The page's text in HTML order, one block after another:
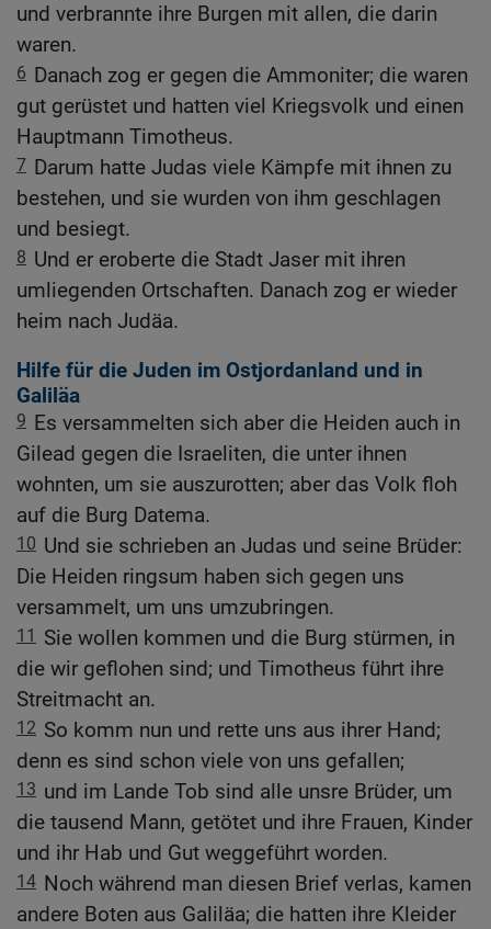
und verbrannte ihre Burgen mit allen, die darin
waren.
6 Danach zog er gegen die Ammoniter; die waren
gut gerüstet und hatten viel Kriegsvolk und einen
Hauptmann Timotheus.
7 Darum hatte Judas viele Kämpfe mit ihnen zu
bestehen, und sie wurden von ihm geschlagen
und besiegt.
8 Und er eroberte die Stadt Jaser mit ihren
umliegenden Ortschaften. Danach zog er wieder
heim nach Judäa.
Hilfe für die Juden im Ostjordanland und in
Galiläa
9 Es versammelten sich aber die Heiden auch in
Gilead gegen die Israeliten, die unter ihnen
wohnten, um sie auszurotten; aber das Volk floh
auf die Burg Datema.
10 Und sie schrieben an Judas und seine Brüder:
Die Heiden ringsum haben sich gegen uns
versammelt, um uns umzubringen.
11
Sie wollen kommen und die Burg stürmen, in
die wir geflohen sind; und Timotheus führt ihre
Streitmacht an.
12 So komm nun und rette uns aus ihrer Hand;
denn es sind schon viele von uns gefallen;
13 und im Lande Tob sind alle unsre Brüder, um
die tausend Mann, getötet und ihre Frauen, Kinder
und ihr Hab und Gut weggeführt worden.
14 Noch während man diesen Brief verlas, kamen
andere Boten aus Galiläa; die hatten ihre Kleider